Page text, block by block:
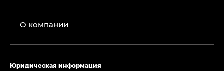
О компании
Юридическая информация